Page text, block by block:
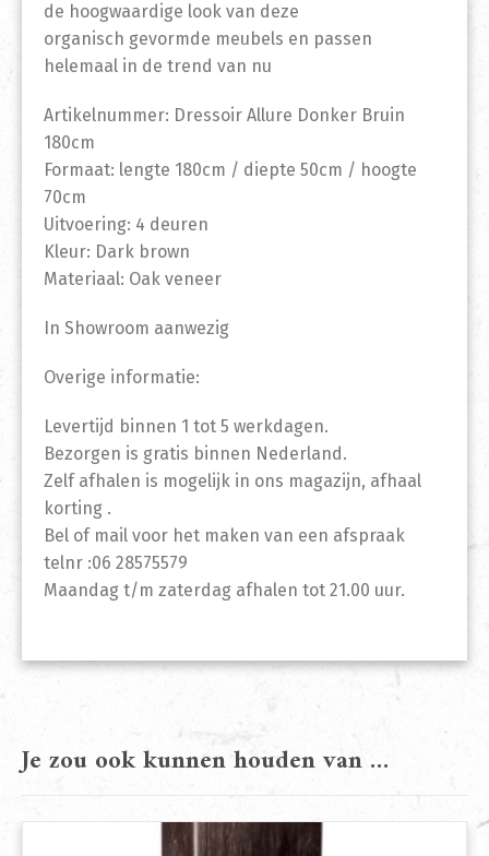
de hoogwaardige look van deze
organisch gevormde meubels en passen
helemaal in de trend van nu
Artikelnummer: Dressoir Allure Donker Bruin
180cm
Formaat: lengte 180cm / diepte 50cm / hoogte
70cm
Uitvoering: 4 deuren
Kleur: Dark brown
Materiaal: Oak veneer
In Showroom aanwezig
Overige informatie:
Levertijd binnen 1 tot 5 werkdagen.
Bezorgen is gratis binnen Nederland.
Zelf afhalen is mogelijk in ons magazijn, afhaal
korting .
Bel of mail voor het maken van een afspraak
telnr :06 28575579
Maandag t/m zaterdag afhalen tot 21.00 uur.
Je zou ook kunnen houden van …